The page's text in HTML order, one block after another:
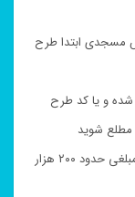
مسجدی ابتدا طرح
شده و یا کد طرح
شوید
لازم به ذکر است که جهت خرید فرش های ماشینی مبلغی حدود ۲۰۰ هزار